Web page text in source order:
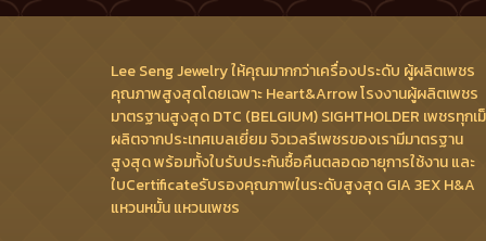
Lee Seng Jewelry ให้คุณมากกว่าเครื่องประดับ ผู้ผลิตเพชร
คุณภาพสูงสุดโดยเฉพาะ Heart&Arrow โรงงานผู้ผลิตเพชร
มาตรฐานสูงสุด DTC (BELGIUM) SIGHTHOLDER เพชรทุกเ
ผลิตจากประเทศเบลเยี่ยม จิวเวลรีเพชรของเรามีมาตรฐาน
สูงสุด พร้อมทั้งใบรับประกันซื้อคืนตลอดอายุการใช้งาน และ
ใบCertificateรับรองคุณภาพในระดับสูงสุด GIA 3EX H&A
แหวนหมั้น แหวนเพชร